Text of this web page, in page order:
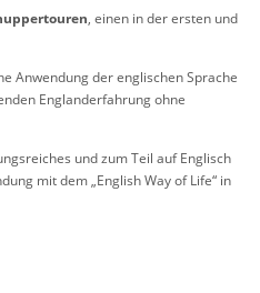
, einen in der ersten und
Anwendung der englischen Sprache
Englanderfahrung ohne
und zum Teil auf Englisch
mit dem „English Way of Life“ in